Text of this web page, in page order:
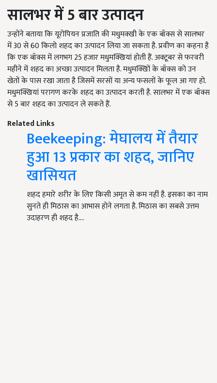
सालभरमें5बारउत्पादन
उन्होंने बताया कि यूरोपियन प्रजाति की मधुमक्खी के एक बॉक्स से सालभर
में 30 से 60 किलो शहद का उत्पादन लिया जा सकता है. प्रवीण का कहना है
कि एक बॉक्स में लगभग 25 हजार मधुमक्खियां होती हैं. अक्टूबर से फरवरी
महीने में शहद का अच्छा उत्पादन मिलता है. मधुमक्खिों के बॉक्स को उन
खेतों के पास रखा जाता है जिसमें सरसों या अन्य फसलों के फूल आ गए हो.
मधुमक्खियां परागण करके शहद का उत्पादन करती है. सालभर में एक बॉक्स
से 5 बार शहद का उत्पादन ले सकते हैं.
Related Links
Beekeeping: मेघालय में तैयार
हुआ 13 प्रकार का शहद, जानिए
खासियत
शहद हमारे शरीर के लिए किसी अमृत से कम नहीं है. इसका का नाम
सुनते ही मिठास का आभास होने लगता है. मिठास का सबसे उत्तम
उदाहरण ही शहद है.…